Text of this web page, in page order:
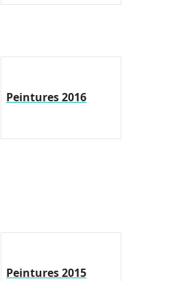
Peintures 2016
Peintures 2015